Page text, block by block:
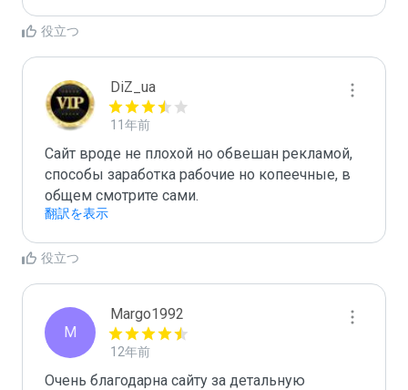
役立つ
DiZ_ua
11年前
Сайт вроде не плохой но обвешан рекламой,
способы заработка рабочие но копеечные, в
общем смотрите сами.
翻訳を表示
役立つ
M
Margo1992
12年前
Очень благодарна сайту за детальную